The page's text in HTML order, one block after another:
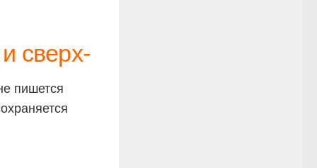
сверх-
пишется